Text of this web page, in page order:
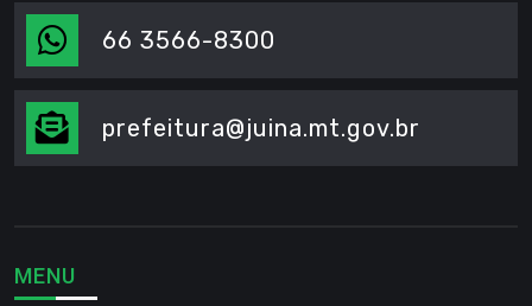
66 3566-8300
prefeitura@juina.mt.gov.br
MENU